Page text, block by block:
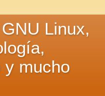
Linux,
y mucho